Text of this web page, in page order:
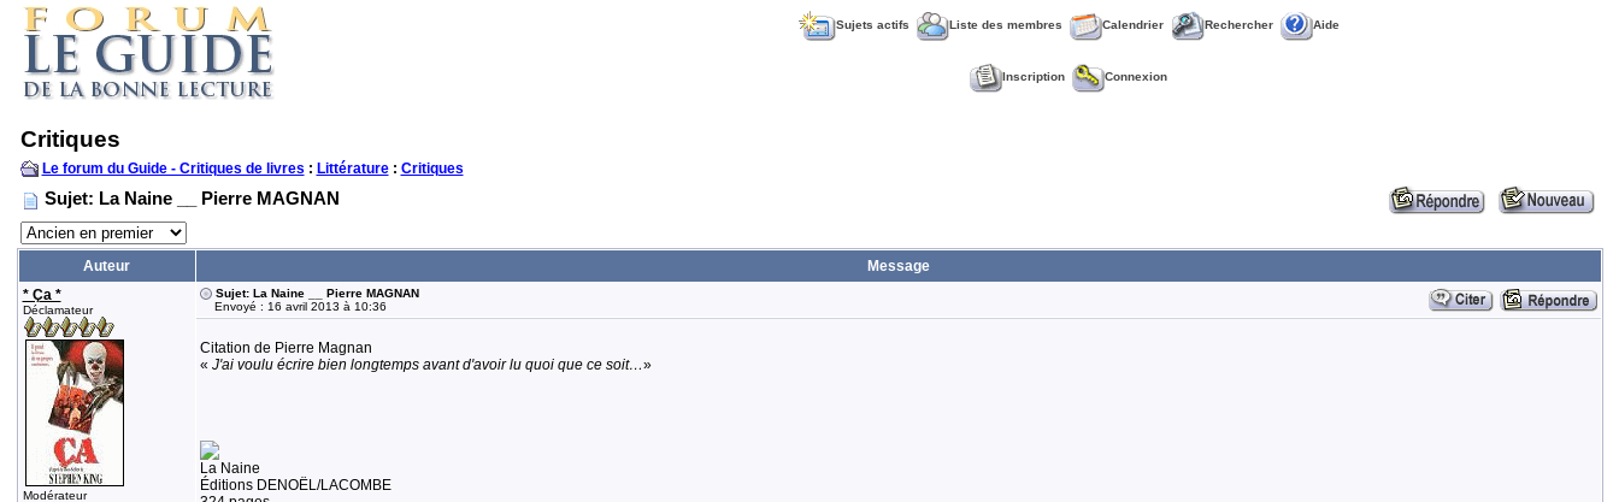
Sujets actifs Liste des membres Calendrier Rechercher Aide
Inscription Connexion
Critiques
Le forum du Guide - Critiques de livres : Littérature: Critiques
Sujet: La Naine __ Pierre MAGNAN
Auteur
Message
* Ça *
Déclamateur
Modérateur
Sujet: La Naine __ Pierre MAGNAN
Envoyé : 16 avril 2013 à 10:36
Citation de Pierre Magnan
« J'ai voulu écrire bien longtemps avant d'avoir lu quoi que ce soit…»
La Naine
Éditions DENOËL/LACOMBE